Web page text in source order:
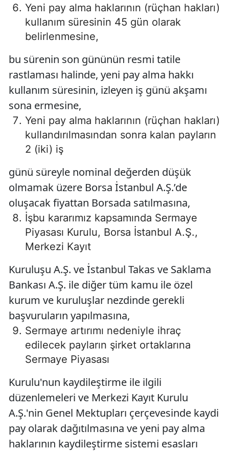
Yeni pay alma haklarının (rüçhan hakları)
kullanım süresinin 45 gün olarak
belirlenmesine,
bu sürenin son gününün resmi tatile
rastlaması halinde, yeni pay alma hakkı
kullanım süresinin, izleyen iş günü akşamı
sona ermesine,
Yeni pay alma haklarının (rüçhan hakları)
kullandırılmasından sonra kalan payların
2 (iki) iş
günü süreyle nominal değerden düşük
olmamak üzere Borsa İstanbul A.Ş.’de
oluşacak fiyattan Borsada satılmasına,
İşbu kararımız kapsamında Sermaye
Piyasası Kurulu, Borsa İstanbul A.Ş.,
Merkezi Kayıt
Kuruluşu A.Ş. ve İstanbul Takas ve Saklama
Bankası A.Ş. ile diğer tüm kamu ile özel
kurum ve kuruluşlar nezdinde gerekli
başvuruların yapılmasına,
Sermaye artırımı nedeniyle ihraç
edilecek payların şirket ortaklarına
Sermaye Piyasası
Kurulu'nun kaydileştirme ile ilgili
düzenlemeleri ve Merkezi Kayıt Kurulu
A.Ş.'nin Genel Mektupları çerçevesinde kaydi
pay olarak dağıtılmasına ve yeni pay alma
haklarının kaydileştirme sistemi esasları